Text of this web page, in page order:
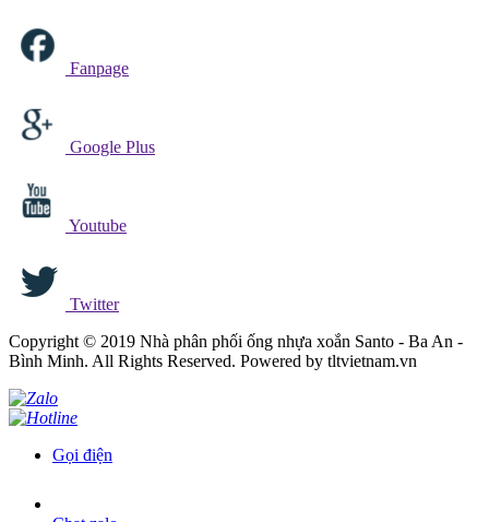
Fanpage
Google Plus
Youtube
Twitter
Copyright © 2019 Nhà phân phối ống nhựa xoắn Santo - Ba An -
Bình Minh. All Rights Reserved. Powered by tltvietnam.vn
Gọi điện